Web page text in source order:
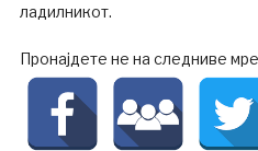
ладилникот.
Пронајдете не на следниве